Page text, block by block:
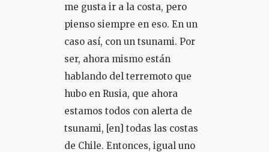
me gusta ir a la costa, pero
pienso siempre en eso. En un
caso así, con un tsunami. Por
ser, ahora mismo están
hablando del terremoto que
hubo en Rusia, que ahora
estamos todos con alerta de
tsunami, [en] todas las costas
de Chile. Entonces, igual uno